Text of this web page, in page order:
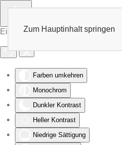
Eingabehilfen öffnen
Farben umkehren
Monochrom
Dunkler Kontrast
Heller Kontrast
Niedrige Sättigung
Zum Hauptinhalt springen